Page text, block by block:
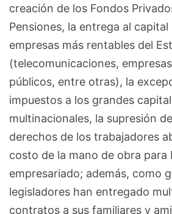
creación de los Fondos
Pensiones, la entrega al
empresas más rentables del
(telecomunicaciones,
públicos, entre otras), la
impuestos a los grandes
multinacionales, la supresión
derechos de los trabajadores
costo de la mano de obra para
empresariado; además, como
legisladores han entregado
contratos a sus familiares y